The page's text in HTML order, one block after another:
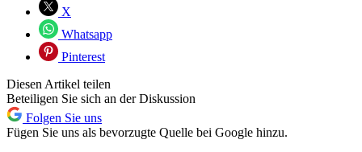
X
Whatsapp
Pinterest
Diesen Artikel teilen
Beteiligen Sie sich an der Diskussion
Folgen Sie uns
Fügen Sie uns als bevorzugte Quelle bei Google hinzu.